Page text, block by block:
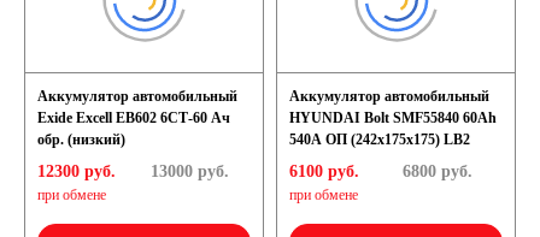
Аккумулятор автомобильный
Exide Excell EB602 6СТ-60 Ач
обр. (низкий)
12300 руб.
при обмене
13000руб.
Аккумулятор автомобильный
HYUNDAI Bolt SMF55840 60Ah
540A ОП (242x175x175) LB2
6100 руб.
при обмене
6800руб.